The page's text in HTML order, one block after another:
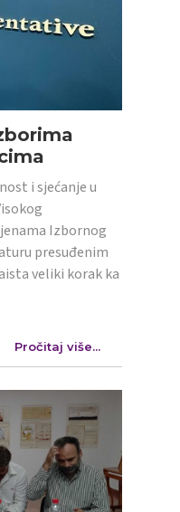
i sjećanje u
Izbornog
presuđenim
veliki korak ka
Pročitaj više...